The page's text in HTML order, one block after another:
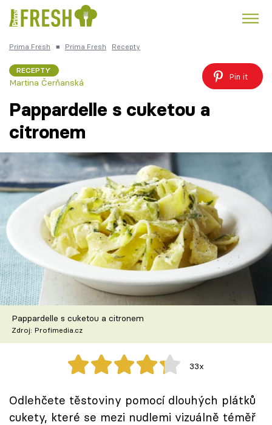
Česká kuchyně
Témata
Recepty
Články
TV Program
Škola vaření
Recepty z TV
Speciál: Cuketa
Těhotnej kuchař
Sledujte prima+
Prima Fresh ■ Prima Fresh Recepty
RECEPTY
Martina Čerňanská
Pin it
Pappardelle s cuketou a
citronem
Pappardelle s cuketou a citronem
Zdroj: Profimedia.cz
33x
Odlehčete těstoviny pomocí dlouhých plátků
cukety, které se mezi nudlemi vizuálně téměř